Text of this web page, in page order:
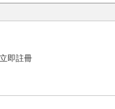
立即註冊